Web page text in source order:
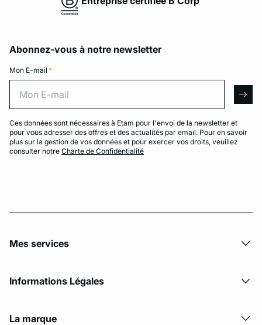
Abonnez-vous à notre newsletter
Mon E-mail *
Ces données sont nécessaires à Etam pour l'envoi de la newsletter et
pour vous adresser des offres et des actualités par email. Pour en savoir
plus sur la gestion de vos données et pour exercer vos droits, veuillez
consulter notre Charte de Confidentialité
Mes services
Informations Légales
La marque